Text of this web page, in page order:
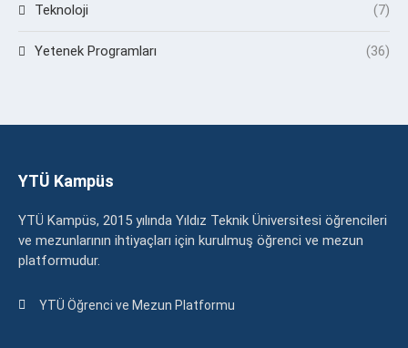
Teknoloji (7)
Yetenek Programları (36)
YTÜ Kampüs
YTÜ Kampüs, 2015 yılında Yıldız Teknik Üniversitesi öğrencileri
ve mezunlarının ihtiyaçları için kurulmuş öğrenci ve mezun
platformudur.
YTÜ Öğrenci ve Mezun Platformu